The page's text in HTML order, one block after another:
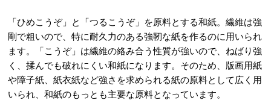
「ひめこうぞ」と「つるこうぞ」を原料とする和紙。繊維は強
剛で粗いので、特に耐久力のある強靭な紙を作るのに用いられ
ます。「こうぞ」は繊維の絡み合う性質が強いので、ねばり強
く、揉んでも破れにくい和紙になります。そのため、版画用紙
や障子紙、紙衣紙など強さを求められる紙の原料として広く用
いられ、和紙のもっとも主要な原料となっています。